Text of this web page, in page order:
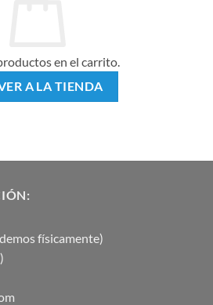
en el carrito.
A LA TIENDA
físicamente)